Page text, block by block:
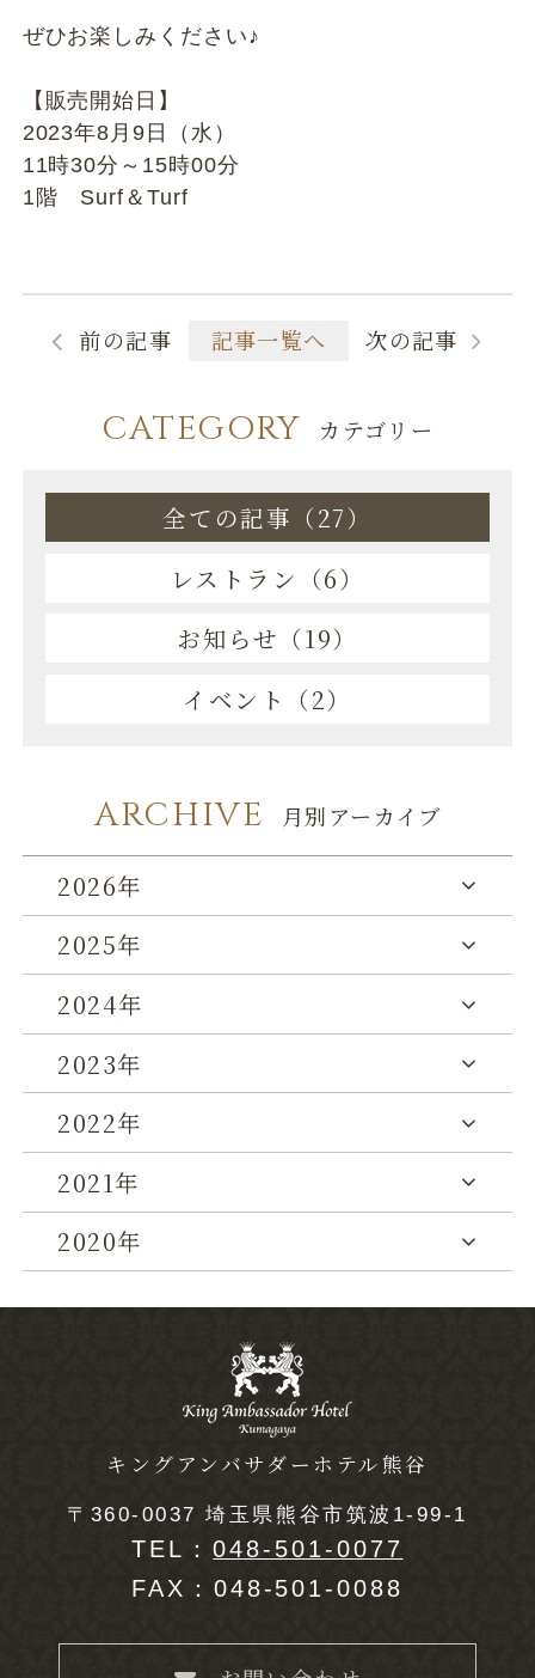
ぜひお楽しみください♪
【販売開始日】
2023年8月9日（水）
11時30分～15時00分
1階 Surf＆Turf
前の記事 記事一覧へ 次の記事
CATEGORY カテゴリー
全ての記事（27）
レストラン（6）
お知らせ（19）
イベント（2）
ARCHIVE 月別アーカイブ
2026年
2025年
2024年
2023年
2022年
2021年
2020年
キングアンバサダーホテル熊谷
〒360-0037 埼玉県熊谷市筑波1-99-1
TEL：048-501-0077
FAX：048-501-0088